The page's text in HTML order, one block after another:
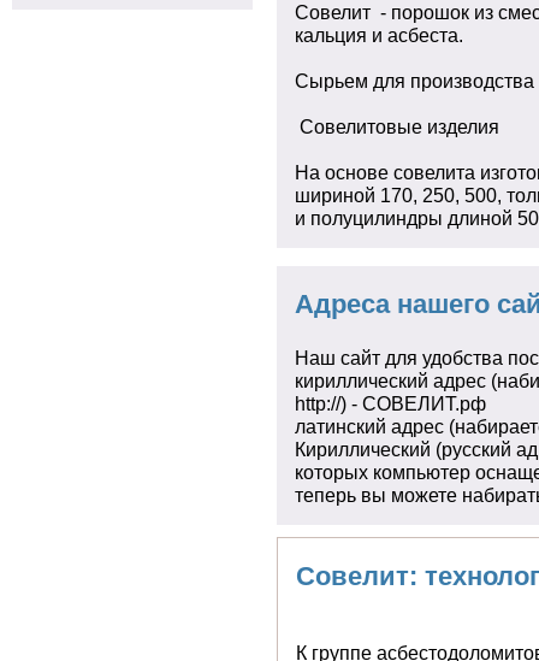
Совелит - порошок из
кальция и асбеста.
Сырьем для производства
Совелитовые изделия
На основе совелита
шириной 170, 250, 500,
и полуцилиндры длиной
Адреса нашего
Наш сайт для удобства
кириллический адрес
http://) - СОВЕЛИТ.рф
латинский адрес
Кириллический (русский
которых компьютер
теперь вы можете
Совелит: